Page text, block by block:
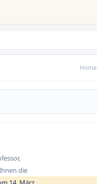
Home
die